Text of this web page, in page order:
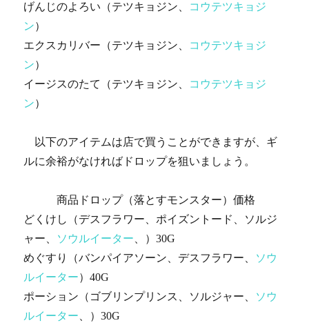
げんじのよろい（テツキョジン、 コウテツキョジ
ン）
エクスカリバー（テツキョジン、 コウテツキョジ
ン）
イージスのたて（テツキョジン、 コウテツキョジ
ン）
以下のアイテムは店で買うことができますが、ギ
ルに余裕がなければドロップを狙いましょう。
商品ドロップ（落とすモンスター）価格
どくけし（デスフラワー、ポイズントード、ソルジ
ャー、 ソウルイーター 、）30G
めぐすり（バンパイアソーン、デスフラワー、 ソウ
ルイーター）40G
ポーション（ゴブリンプリンス、ソルジャー、 ソウ
ルイーター 、）30G